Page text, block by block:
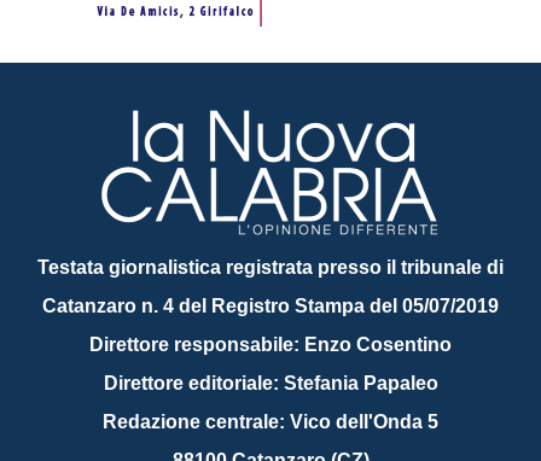
Testata giornalistica registrata presso il tribunale di
Catanzaro n. 4 del Registro Stampa del 05/07/2019
Direttore responsabile: Enzo Cosentino
Direttore editoriale: Stefania Papaleo
Redazione centrale: Vico dell'Onda 5